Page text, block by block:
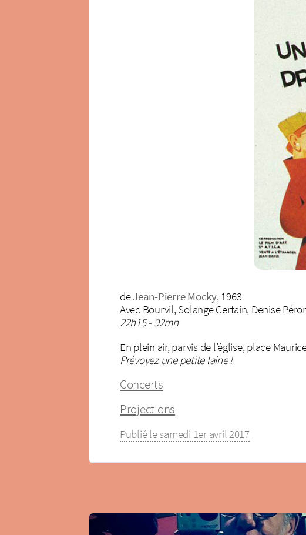
deJean-Pierre Mocky, 1963
Avec Bourvil, Solange Certain, Denise
22h15 - 92mn
En plein air, parvis de l’église, place
Prévoyez une petite laine !
Concerts
Projections
Publié le samedi 1er avril 2017